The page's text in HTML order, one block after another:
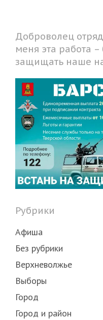
Доброволец
меня эта работа
защищать наше
Рубрики
Афиша
Без рубрики
Верхневолжье
Выборы
Город
Город и район